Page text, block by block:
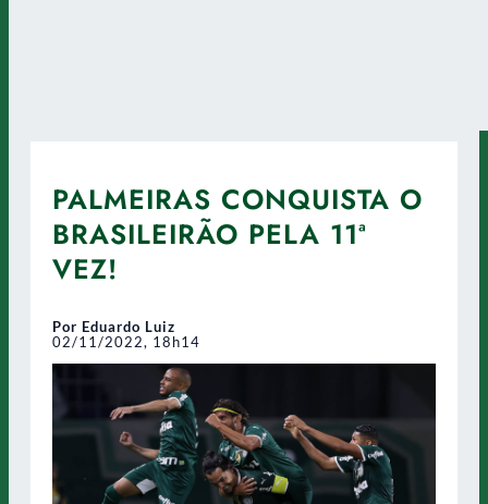
PALMEIRAS CONQUISTA O
BRASILEIRÃO PELA 11ª
VEZ!
Por Eduardo Luiz
02/11/2022, 18h14